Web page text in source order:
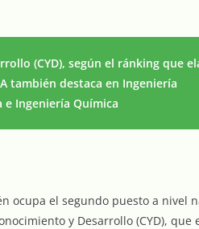
(CYD), según el ránking que
también destaca en Ingeniería
Ingeniería Química
ocupa el segundo puesto a nivel
y Desarrollo (CYD), que